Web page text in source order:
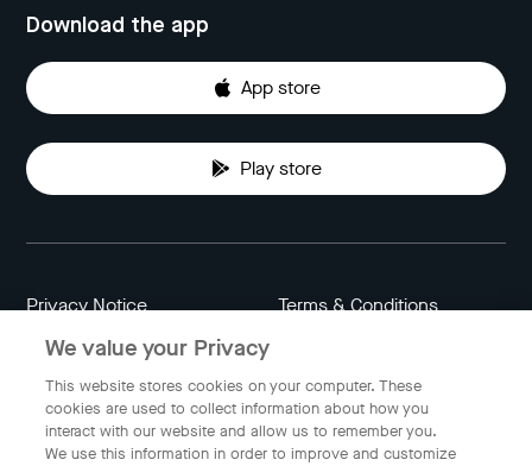
Download the app
App store
Play store
Privacy Notice Terms & Conditions
Data Attribution
Indonesia
We value your Privacy
This website stores cookies on your computer. These
cookies are used to collect information about how you
interact with our website and allow us to remember you.
We use this information in order to improve and customize